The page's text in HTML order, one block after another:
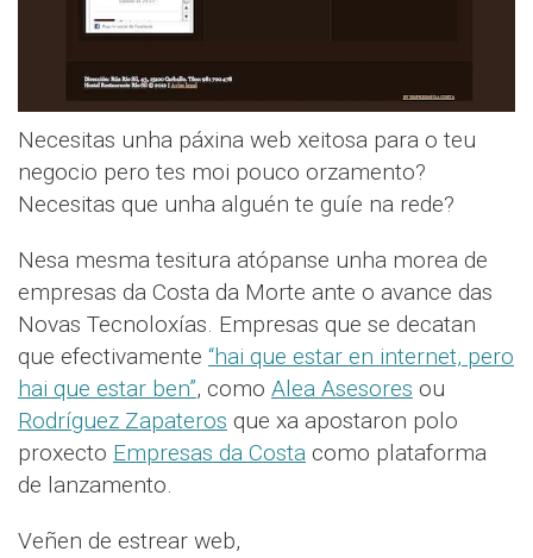
Necesitas unha páxina web xeitosa para o teu
negocio pero tes moi pouco orzamento?
Necesitas que unha alguén te guíe na rede?
Nesa mesma tesitura atópanse unha morea de
empresas da Costa da Morte ante o avance das
Novas Tecnoloxías. Empresas que se decatan
que efectivamente “hai que estar en internet, pero
hai que estar ben”, como Alea Asesores ou
Rodríguez Zapateros que xa apostaron polo
proxecto Empresas da Costa como plataforma
de lanzamento.
Veñen de estrear web,